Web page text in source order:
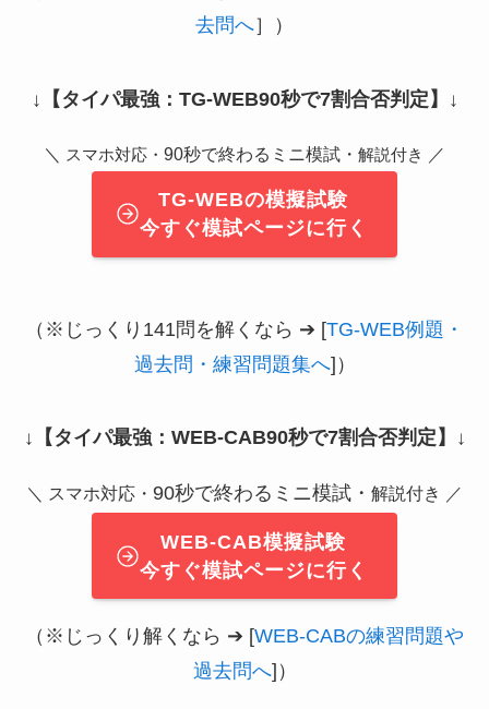
去問へ］）
↓ 【タイパ最強：TG-WEB90秒で7割合否判定】 ↓
＼ スマホ対応・ 90秒で終わるミニ模試・ 解説付き ／
TG-WEBの模擬試験
今すぐ模試ページに行く
（※じっくり141問を解くなら ➔ [TG-WEB例題・
過去問・練習問題集へ]）
↓ 【タイパ最強：WEB-CAB90秒で7割合否判定】 ↓
＼ スマホ対応・ 90秒で終わるミニ模試・ 解説付き ／
WEB-CAB模擬試験
今すぐ模試ページに行く
（※じっくり解くなら ➔ [WEB-CABの練習問題や
過去問へ]）